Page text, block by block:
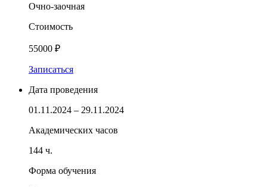
Очно-заочная
Стоимость
55000 ₽
Записаться
Дата проведения
01.11.2024 – 29.11.2024
Академических часов
144 ч.
Форма обучения